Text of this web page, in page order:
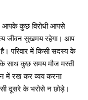
कुछ विरोधी आपसे
जीवन सुखमय रहेगा। आप
परिवार में किसी सदस्य के
के साथ कुछ समय मौज मस्ती
में रख कर व्यय करना
दूसरे के भरोसे न छोड़े।